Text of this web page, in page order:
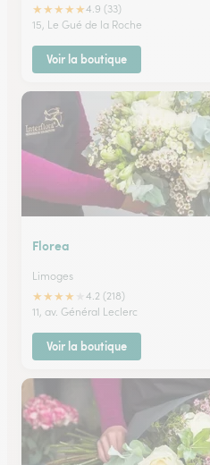
★★★★★4.9 (33)
15, Le Gué de la Roche
Voir la boutique
Florea
Limoges
★★★★
4.2 (218)
11, av. Général Leclerc
Voir la boutique